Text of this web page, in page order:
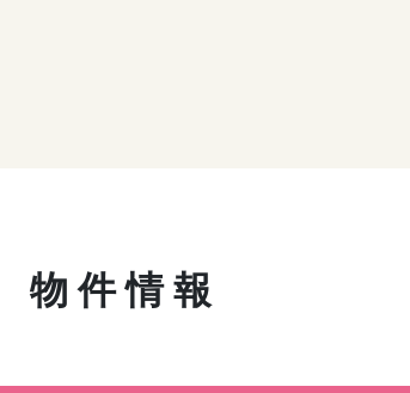
物件情報